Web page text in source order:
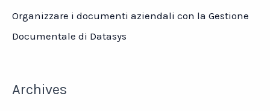
Organizzare i documenti aziendali con la Gestione
Documentale di Datasys
Archives